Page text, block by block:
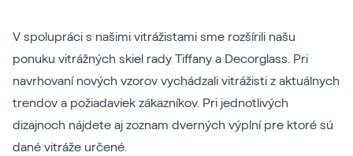
V spolupráci s našimi vitrážistami sme rozšírili našu
ponuku vitrážných skiel rady Tiffany a Decorglass. Pri
navrhovaní nových vzorov vychádzali vitrážisti z aktuálnych
trendov a požiadaviek zákazníkov. Pri jednotlivých
dizajnoch nájdete aj zoznam dverných výplní pre ktoré sú
dané vitráže určené.